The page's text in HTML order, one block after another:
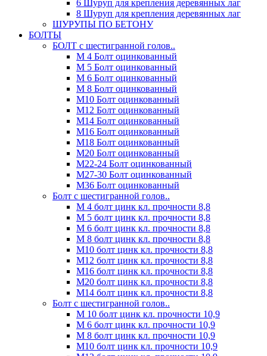
6 Шуруп для крепления деревянных лаг
8 Шуруп для крепления деревянных лаг
ШУРУПЫ ПО БЕТОНУ
БОЛТЫ
БОЛТ с шестигранной голов..
М 4 Болт оцинкованный
М 5 Болт оцинкованный
М 6 Болт оцинкованный
М 8 Болт оцинкованный
М10 Болт оцинкованный
М12 Болт оцинкованный
М14 Болт оцинкованный
М16 Болт оцинкованный
М18 Болт оцинкованный
М20 Болт оцинкованный
М22-24 Болт оцинкованный
М27-30 Болт оцинкованный
М36 Болт оцинкованный
Болт с шестигранной голов..
М 4 болт цинк кл. прочности 8,8
М 5 болт цинк кл. прочности 8,8
М 6 болт цинк кл. прочности 8,8
М 8 болт цинк кл. прочности 8,8
М10 болт цинк кл. прочности 8,8
М12 болт цинк кл. прочности 8,8
М16 болт цинк кл. прочности 8,8
М20 болт цинк кл. прочности 8,8
М14 болт цинк кл. прочности 8,8
Болт с шестигранной голов..
М 10 болт цинк кл. прочности 10,9
М 6 болт цинк кл. прочности 10,9
М 8 болт цинк кл. прочности 10,9
М10 болт цинк кл. прочности 10,9